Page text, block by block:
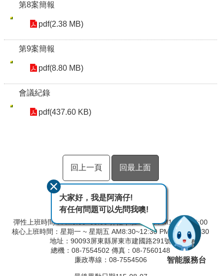
第8案簡報
pdf(2.38 MB)
第9案簡報
pdf(8.80 MB)
會議紀錄
pdf(437.60 KB)
回上一頁 回最上面
彈性上班時間：AM8:00~09:00 彈性下班時間：PM17:00~18:00
核心上班時間：星期一 ~ 星期五 AM8:30~12:30 PM13:30~17:30
地址：90093屏東縣屏東市建國路291號
總機：08-7554502 傳真：08-7560148
廉政專線：08-7554506
大家好，我是阿滴仔!
有任何問題可以先問我噢!
智能服務台